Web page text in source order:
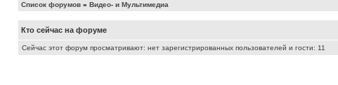
Список форумов » Видео- и Мультимедиа
Кто сейчас на форуме
Сейчас этот форум просматривают: нет зарегистрированных пользователей и гости: 11